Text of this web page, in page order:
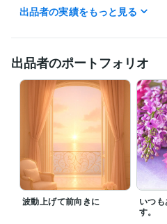
⭐️標準語・関西弁どちらでもOK！敬語
ードも対応可。
方！否定ゼロ、全部受け止めます。
秘密厳守（マイナンバー検定2級・ビ
持契約も締結済です✨
✳️その他ご質問等ございましたらお気
✴️私自身の経験からお話しすることも
くどうぞ
誠心誠意、愛と真心込めてココナラ
ら幸いです✨❤️✨
【アプリ通話】
最近、頻難にアプリの通話状況が大変
急に途切れたりあまりにも聞こえが悪
す。
購入者様にご負担がない様に電話では
出品者の実績をもっと見る
出品者のポートフォリオ
波動上げて前向きに
いつ
す。